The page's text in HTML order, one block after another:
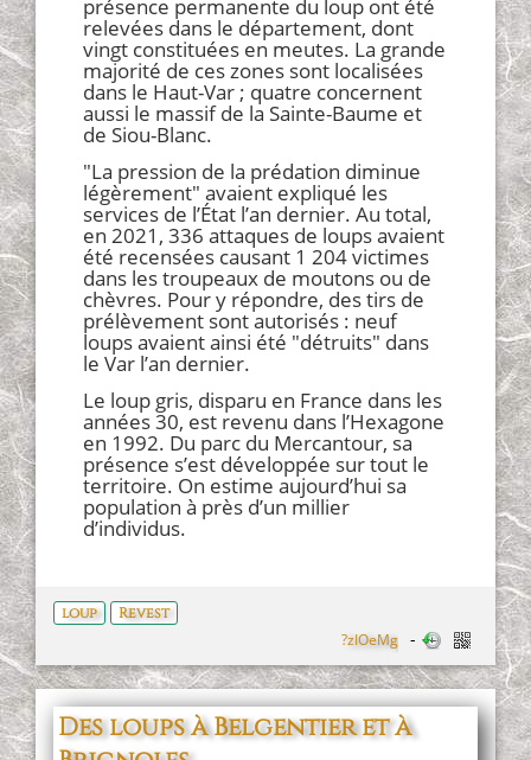
présence permanente du loup ont été
relevées dans le département, dont
vingt constituées en meutes. La grande
majorité de ces zones sont localisées
dans le Haut-Var ; quatre concernent
aussi le massif de la Sainte-Baume et
de Siou-Blanc.
"La pression de la prédation diminue
légèrement" avaient expliqué les
services de l’État l’an dernier. Au total,
en 2021, 336 attaques de loups avaient
été recensées causant 1 204 victimes
dans les troupeaux de moutons ou de
chèvres. Pour y répondre, des tirs de
prélèvement sont autorisés : neuf
loups avaient ainsi été "détruits" dans
le Var l’an dernier.
Le loup gris, disparu en France dans les
années 30, est revenu dans l’Hexagone
en 1992. Du parc du Mercantour, sa
présence s’est développée sur tout le
territoire. On estime aujourd’hui sa
population à près d’un millier
d’individus.
loup
Revest
?zIOeMg
Des loups à Belgentier et à